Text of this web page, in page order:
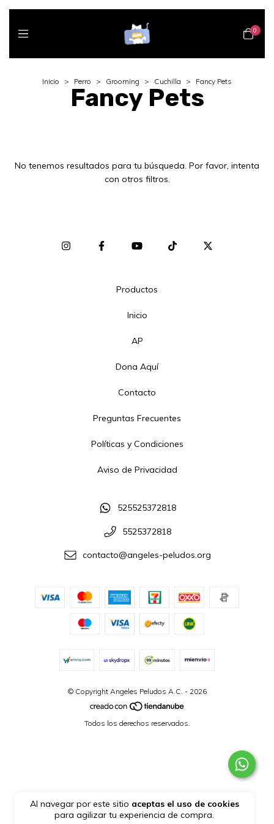
0
Al navegar por este sitio aceptas el uso de cookies
para agilizar tu experiencia de compra.
Inicio > Perro > Grooming > Cuchilla > Fancy Pets
Fancy Pets
No tenemos resultados para tu búsqueda. Por favor, intenta
con otros filtros.
Productos
Inicio
AP
Dona Aquí
Contacto
Preguntas Frecuentes
Políticas y Condiciones
Aviso de Privacidad
525525372818
5525372818
contacto@angeles-peludos.org
© Copyright Angeles Peludos A.C. - 2026
Todos los derechos reservados.